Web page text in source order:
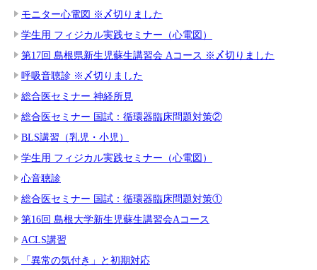
モニター心電図 ※〆切りました
学生用 フィジカル実践セミナー（心電図）
第17回 島根県新生児蘇生講習会 Aコース ※〆切りました
呼吸音聴診 ※〆切りました
総合医セミナー 神経所見
総合医セミナー 国試：循環器臨床問題対策②
BLS講習（乳児・小児）
学生用 フィジカル実践セミナー（心電図）
心音聴診
総合医セミナー 国試：循環器臨床問題対策①
第16回 島根大学新生児蘇生講習会Aコース
ACLS講習
「異常の気付き」と初期対応